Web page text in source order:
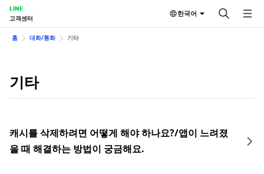
LINE
고객센터
한국어
홈 대화/통화 기타
기타
캐시를 삭제하려면 어떻게 해야 하나요?/앱이 느려졌
을 때 해결하는 방법이 궁금해요.